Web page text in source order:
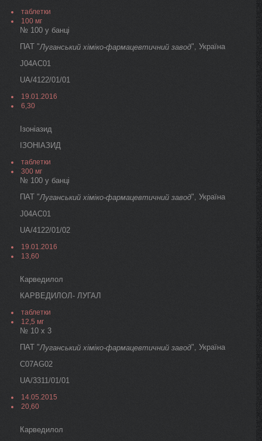
таблетки
100 мг
№ 100 у банці
ПАТ "Луганський хіміко-фармацевтичний завод", Україна
J04AC01
UA/4122/01/01
19.01.2016
6,30
Ізоніазид
ІЗОНІАЗИД
таблетки
300 мг
№ 100 у банці
ПАТ "Луганський хіміко-фармацевтичний завод", Україна
J04AC01
UA/4122/01/02
19.01.2016
13,60
Карведилол
КАРВЕДИЛОЛ- ЛУГАЛ
таблетки
12,5 мг
№ 10 х 3
ПАТ "Луганський хіміко-фармацевтичний завод", Україна
C07AG02
UA/3311/01/01
14.05.2015
20,60
Карведилол